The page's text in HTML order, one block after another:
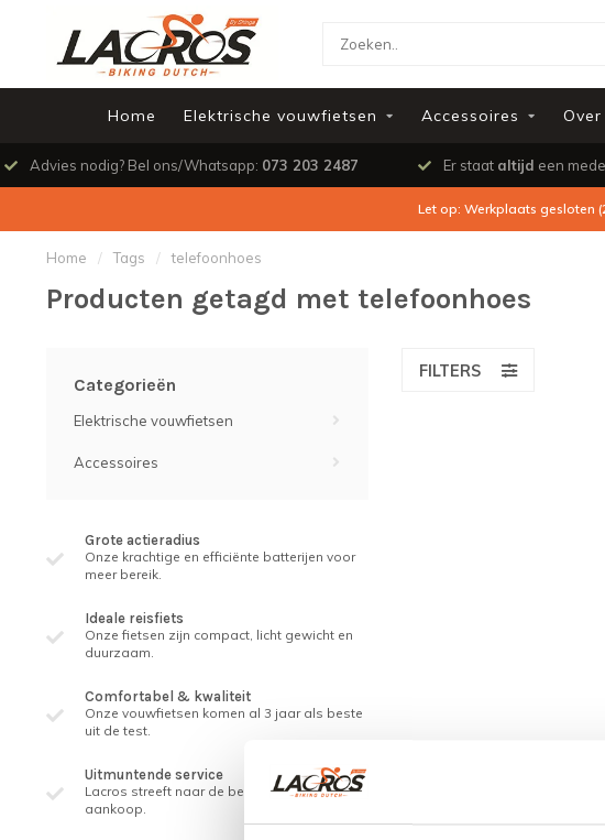
Home Elektrische vouwfietsen Accessoires Over
Advies nodig? Bel ons/Whatsapp: 073 203 2487 Er staat altijd een
Let op: Werkplaats gesloten
Home / Tags / telefoonhoes
Producten getagd met telefoonhoes
Categorieën
Elektrische vouwfietsen
Accessoires
Grote actieradius
Onze krachtige en efficiënte batterijen voor
meer bereik.
Ideale reisfiets
Onze fietsen zijn compact, licht gewicht en
duurzaam.
Comfortabel & kwaliteit
Onze vouwfietsen komen al 3 jaar als beste
uit de test.
Uitmuntende service
Lacros streeft naar de beste service, ook na
aankoop.
FILTERS